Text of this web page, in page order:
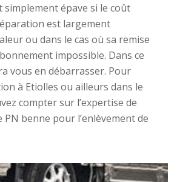
simplement épave si le coût
est largement
ou dans le cas où sa remise
impossible. Dans ce
vous en débarrasser. Pour
à Etiolles ou ailleurs dans le
compter sur l’expertise de
benne pour l’enlèvement de